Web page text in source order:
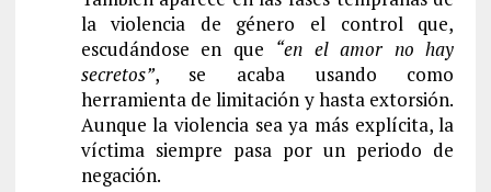
la violencia de género el control que,
escudándose en que “en el amor no hay
secretos”, se acaba usando como
herramienta de limitación y hasta extorsión.
Aunque la violencia sea ya más explícita, la
víctima siempre pasa por un periodo de
negación.